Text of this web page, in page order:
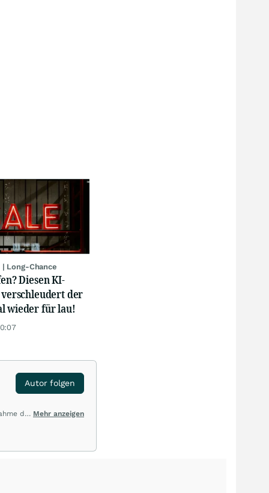
Long-Chance
Diesen KI-
der
wieder für lau!
Autor folgen
Mehr anzeigen
der